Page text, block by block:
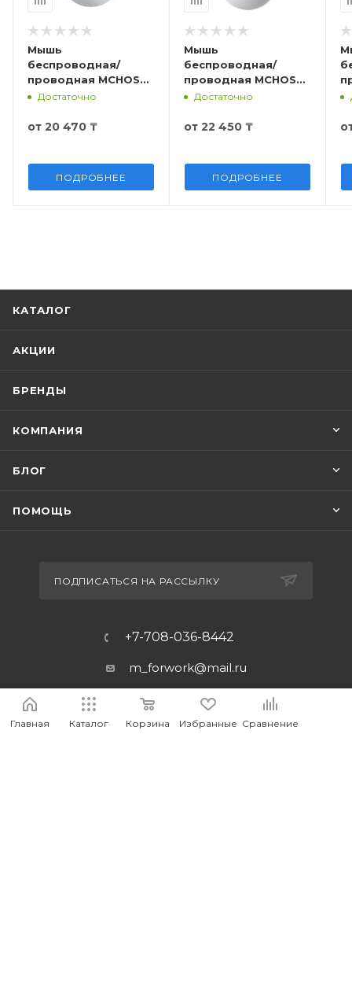
Мышь
беспроводная/
проводная MCHOSE
A5 Pro MC-A5-2S
Достаточно
от 20 470 ₸
ПОДРОБНЕЕ
Мышь
беспроводная/
проводная MCHOSE
A7 Pro, MC-A7-10
Достаточно
от 22 450 ₸
ПОДРОБНЕЕ
КАТАЛОГ
АКЦИИ
БРЕНДЫ
КОМПАНИЯ
БЛОГ
ПОМОЩЬ
ПОДПИСАТЬСЯ НА РАССЫЛКУ
+7-708-036-8442
m_forwork@mail.ru
г.Костанай, пр. Аль-Фараби 65
Главная Каталог Корзина Избранные Сравнение